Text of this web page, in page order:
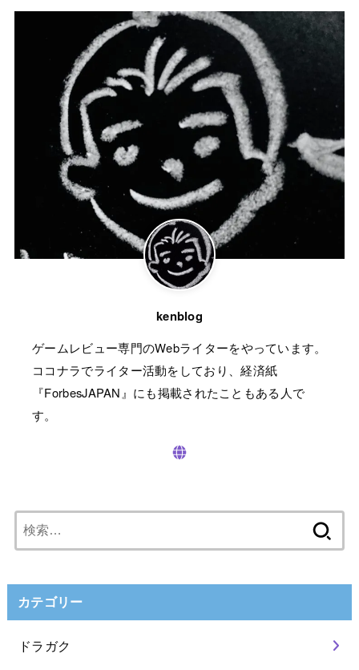
kenblog
ゲームレビュー専門のWebライターをやっています。
ココナラでライター活動をしており、経済紙
『ForbesJAPAN』にも掲載されたこともある人で
す。
索:
カテゴリー
ドラガク